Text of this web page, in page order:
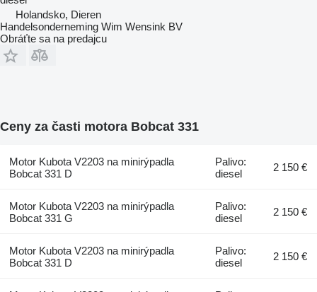
Holandsko, Dieren
Handelsonderneming Wim Wensink BV
Obráťte sa na predajcu
Ceny za časti motora Bobcat 331
Motor Kubota V2203 na minirýpadla
Bobcat 331 D
Palivo:
diesel
2 150 €
Motor Kubota V2203 na minirýpadla
Bobcat 331 G
Palivo:
diesel
2 150 €
Motor Kubota V2203 na minirýpadla
Bobcat 331 D
Palivo:
diesel
2 150 €